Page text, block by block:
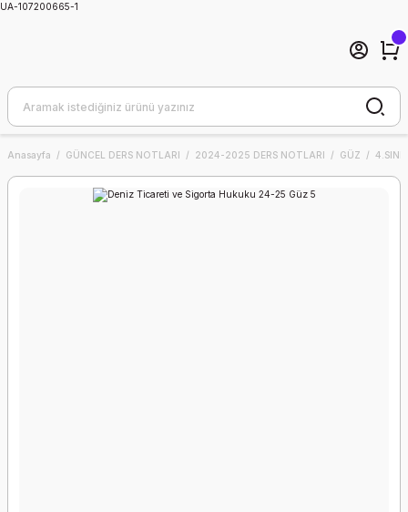
UA-107200665-1
Anasayfa GÜNCEL DERS NOTLARI 2024-2025 DERS NOTLARI GÜZ 4.SINIF